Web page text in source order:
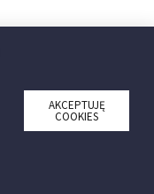
AKCEPTUJĘ
COOKIES